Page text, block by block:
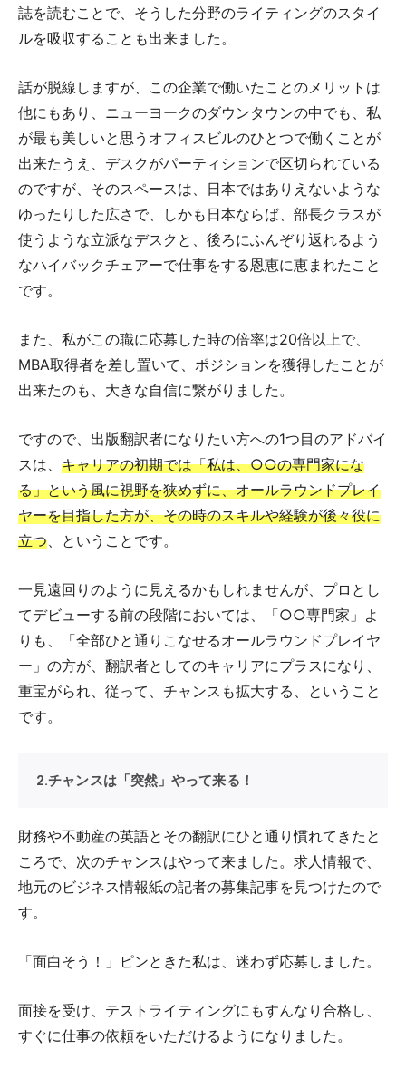
誌を読むことで、そうした分野のライティングのスタイ
ルを吸収することも出来ました。
話が脱線しますが、この企業で働いたことのメリットは
他にもあり、ニューヨークのダウンタウンの中でも、私
が最も美しいと思うオフィスビルのひとつで働くことが
出来たうえ、デスクがパーティションで区切られている
のですが、そのスペースは、日本ではありえないような
ゆったりした広さで、しかも日本ならば、部長クラスが
使うような立派なデスクと、後ろにふんぞり返れるよう
なハイバックチェアーで仕事をする恩恵に恵まれたこと
です。
また、私がこの職に応募した時の倍率は20倍以上で、
MBA取得者を差し置いて、ポジションを獲得したことが
出来たのも、大きな自信に繋がりました。
ですので、出版翻訳者になりたい方への1つ目のアドバイ
スは、 キャリアの初期では「私は、○○の専門家にな
る」という風に視野を狭めずに、オールラウンドプレイ
ヤーを目指した方が、その時のスキルや経験が後々役に
立つ、ということです。
一見遠回りのように見えるかもしれませんが、プロとし
てデビューする前の段階においては、「○○専門家」よ
りも、「全部ひと通りこなせるオールラウンドプレイヤ
ー」の方が、翻訳者としてのキャリアにプラスになり、
重宝がられ、従って、チャンスも拡大する、ということ
です。
2.チャンスは「突然」やって来る！
財務や不動産の英語とその翻訳にひと通り慣れてきたと
ころで、次のチャンスはやって来ました。求人情報で、
地元のビジネス情報紙の記者の募集記事を見つけたので
す。
「面白そう！」ピンときた私は、迷わず応募しました。
面接を受け、テストライティングにもすんなり合格し、
すぐに仕事の依頼をいただけるようになりました。